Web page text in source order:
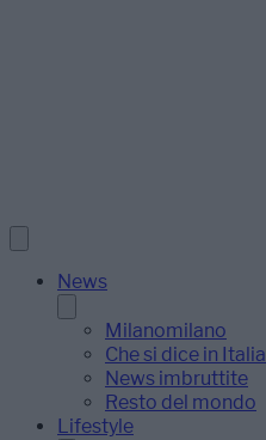
News
Milanomilano
Che si dice in Italia
News imbruttite
Resto del mondo
Lifestyle